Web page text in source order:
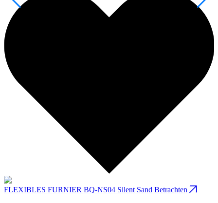
FLEXIBLES FURNIER BQ-NS04 Silent Sand Betrachten